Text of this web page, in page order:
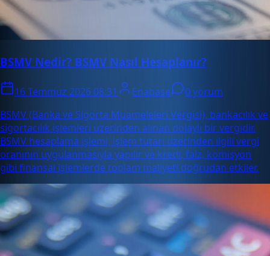
BSMV Nedir? BSMV Nasıl Hesaplanır?
16 Temmuz 2026 08:31 Enabase
0 yorum
BSMV (Banka ve Sigorta Muameleleri Vergisi), bankacılık ve
sigortacılık işlemleri üzerinden alınan dolaylı bir vergidir.
BSMV hesaplama işlemi, işlem tutarı üzerinden ilgili vergi
oranının uygulanmasıyla yapılır ve kredi, faiz, komisyon
gibi finansal işlemlerde toplam maliyeti doğrudan etkiler.